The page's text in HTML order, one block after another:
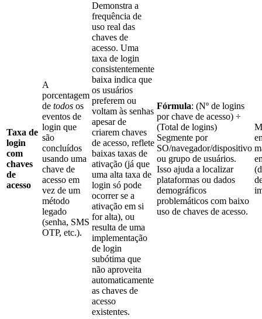
Taxa de
login
com
chaves
de
acesso
A
porcentagem
de todos os
eventos de
login que
são
concluídos
usando uma
chave de
acesso em
vez de um
método
legado
(senha, SMS
OTP, etc.).
Demonstra a
frequência de
uso real das
chaves de
acesso. Uma
taxa de login
consistentemente
baixa indica que
os usuários
preferem ou
voltam às senhas
apesar de
criarem chaves
de acesso, reflete
baixas taxas de
ativação (já que
uma alta taxa de
login só pode
ocorrer se a
ativação em si
for alta), ou
resulta de uma
implementação
de login
subótima que
não aproveita
automaticamente
as chaves de
acesso
existentes.
Fórmula: (Nº de logins
por chave de acesso) ÷
(Total de logins)
Segmente por
SO/navegador/dispositivo
ou grupo de usuários.
Isso ajuda a localizar
plataformas ou dados
demográficos
problemáticos com baixo
uso de chaves de acesso.